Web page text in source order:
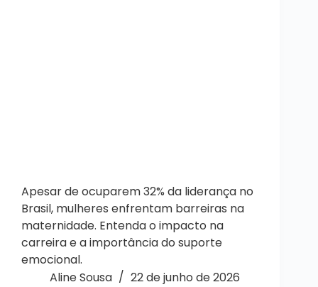
Apesar de ocuparem 32% da liderança no
Brasil, mulheres enfrentam barreiras na
maternidade. Entenda o impacto na
carreira e a importância do suporte
emocional.
Aline Sousa
22 de junho de 2026